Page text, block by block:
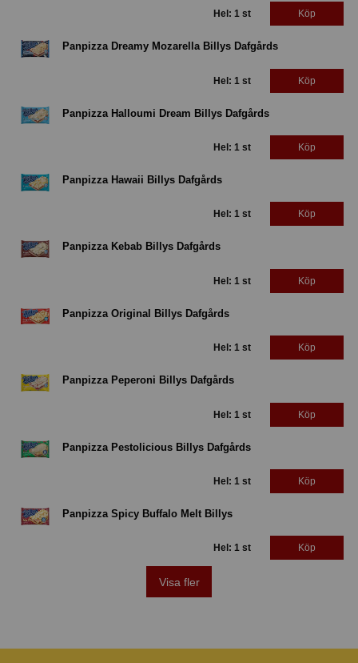
Hel: 1 st Köp
Panpizza Dreamy Mozarella Billys Dafgårds
Hel: 1 st Köp
Panpizza Halloumi Dream Billys Dafgårds
Hel: 1 st Köp
Panpizza Hawaii Billys Dafgårds
Hel: 1 st Köp
Panpizza Kebab Billys Dafgårds
Hel: 1 st Köp
Panpizza Original Billys Dafgårds
Hel: 1 st Köp
Panpizza Peperoni Billys Dafgårds
Hel: 1 st Köp
Panpizza Pestolicious Billys Dafgårds
Hel: 1 st Köp
Panpizza Spicy Buffalo Melt Billys
Hel: 1 st Köp
Visa fler